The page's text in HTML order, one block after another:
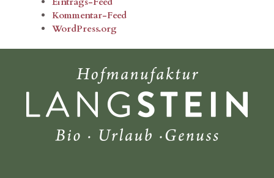
Kommentar-Feed
WordPress.org